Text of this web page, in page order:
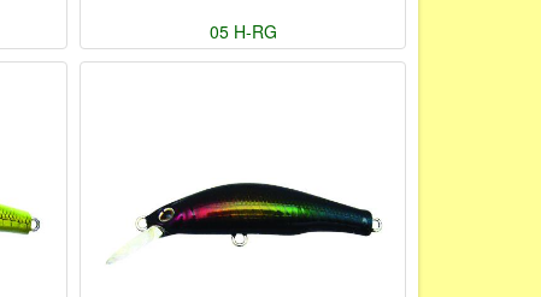
05 H-RG